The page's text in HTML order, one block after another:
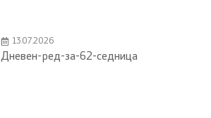
13.07.2026
Дневен-ред-за-62-седница